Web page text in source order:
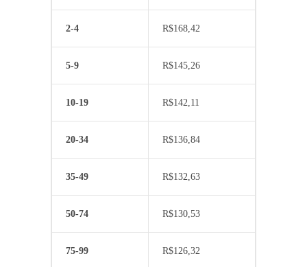
2-4 R$168,42
5-9 R$145,26
10-19 R$142,11
20-34 R$136,84
35-49 R$132,63
50-74 R$130,53
75-99 R$126,32